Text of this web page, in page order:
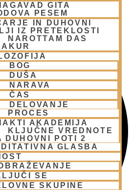
GITA
PESEM
IN DUHOVNI
IZ PRETEKLOSTI
NAROTTAM DAS
BOG
DUŠA
NARAVA
ČAS
DELOVANJE
PROCES
AKADEMIJA
KLJUČNE VREDNOTE
DUHOVNI POTI 2
GLASBA
SE
SKUPINE